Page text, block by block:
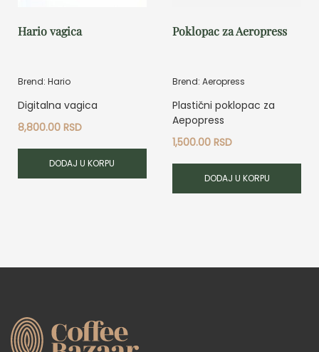
Hario vagica
Brend: Hario
Digitalna vagica
8,800.00 RSD
DODAJ U KORPU
Poklopac za Aeropress
Brend: Aeropress
Plastični poklopac za
Aepopress
1,500.00RSD
DODAJ U KORPU